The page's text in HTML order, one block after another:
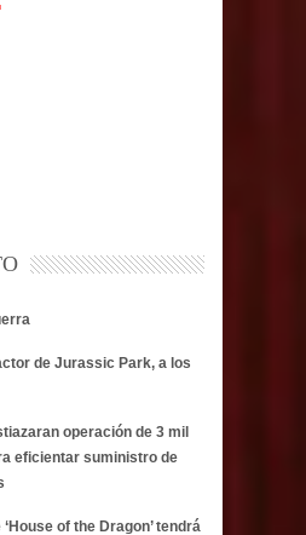
de Jurassic Park, a los
operación de 3 mil
eficientar suministro de
of the Dragon’ tendrá